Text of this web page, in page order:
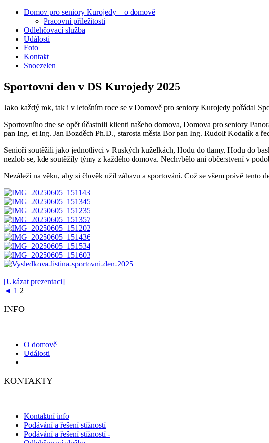
Domov pro seniory Kurojedy – o domově
Pracovní příležitosti
Odlehčovací služba
Události
Foto
Kontakt
Snoezelen
Sportovní den v DS Kurojedy 2025
Jako každý rok, tak i v letošním roce se v Domově pro seniory Kurojedy pořádal
Sportovního dne se opět účastnili klienti našeho domova, Domova pro seniory
pan Ing. et Ing. Jan Bozděch Ph.D., starosta města Bor pan Ing. Rudolf Kodalík a
Senioři soutěžili jako jednotlivci v Ruských kuželkách, Hodu do tlamy, Hodu do
nezlob se, kde soutěžily týmy z každého domova. Nechybělo ani občerstvení v
Nezáleží na věku, aby si člověk užil zábavu a sportování. Což se všem právě
[Ukázat prezentaci]
◄ 1 2
INFO
O domově
Události
KONTAKTY
Kontaktní info
Podávání a řešení stížností
Podávání a řešení stížností -